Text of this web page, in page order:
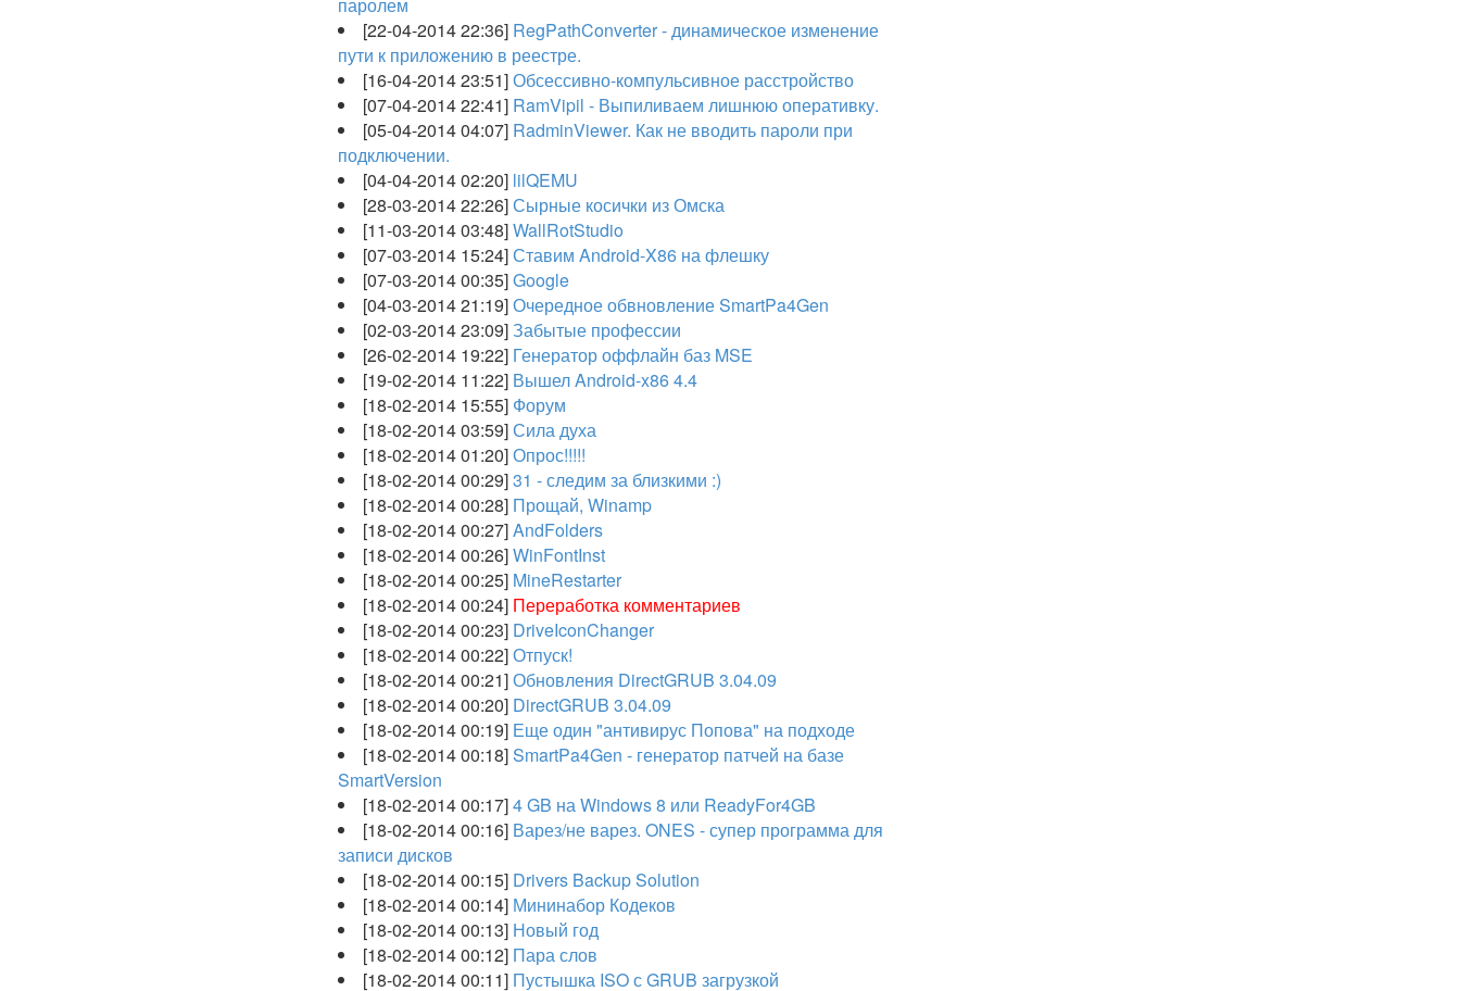
[22-04-2014 22:36] RegPathConverter - динамическое изменение
пути к приложению в реестре.
[16-04-2014 23:51]Обсессивно-компульсивное расстройство
[07-04-2014 22:41] RamVipil - Выпиливаем лишнюю оперативку.
[05-04-2014 04:07] RadminViewer. Как не вводить пароли при
подключении.
[04-04-2014 02:20] lilQEMU
[28-03-2014 22:26]Сырные косички из Омска
[11-03-2014 03:48]WallRotStudio
[07-03-2014 15:24]Ставим Android-X86 на флешку
[07-03-2014 00:35]Google
[04-03-2014 21:19]Очередное обвновление SmartPa4Gen
[02-03-2014 23:09]Забытые профессии
[26-02-2014 19:22] Генератор оффлайн баз MSE
[19-02-2014 11:22] Вышел Android-x86 4.4
[18-02-2014 15:55] Форум
[18-02-2014 03:59]Сила духа
[18-02-2014 01:20]Опрос!!!!!
[18-02-2014 00:29]31 - следим за близкими :)
[18-02-2014 00:28] Прощай, Winamp
[18-02-2014 00:27]AndFolders
[18-02-2014 00:26]WinFontInst
[18-02-2014 00:25] MineRestarter
[18-02-2014 00:24] Переработка комментариев
[18-02-2014 00:23] DriveIconChanger
[18-02-2014 00:22]Отпуск!
[18-02-2014 00:21]Обновления DirectGRUB 3.04.09
[18-02-2014 00:20] DirectGRUB 3.04.09
[18-02-2014 00:19] Еще один "антивирус Попова" на подходе
[18-02-2014 00:18]SmartPa4Gen - генератор патчей на базе
SmartVersion
[18-02-2014 00:17]4 GB на Windows 8 или ReadyFor4GB
[18-02-2014 00:16] Варез/не варез. ONES - супер программа для
записи дисков
[18-02-2014 00:15] Drivers Backup Solution
[18-02-2014 00:14] Мининабор Кодеков
[18-02-2014 00:13] Новый год
[18-02-2014 00:12] Пара слов
[18-02-2014 00:11] Пустышка ISO с GRUB загрузкой